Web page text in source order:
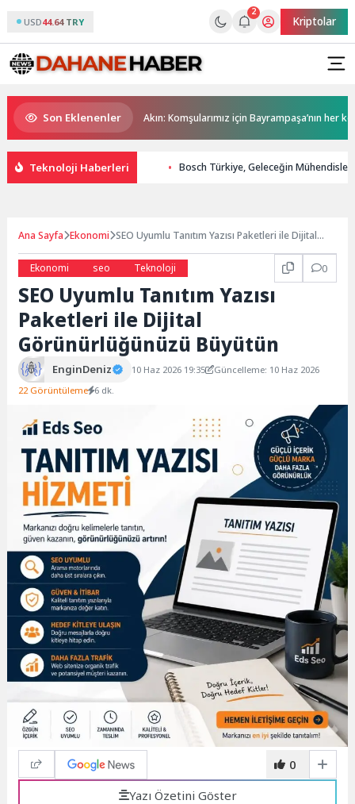
USD44.64 TRY
2
Kriptolar
Son Eklenenler
arındırılıyor Akın: Komşularımız için Bayrampaşa’nın her
Teknoloji Haberleri Bosch Türkiye, Geleceğin
Ana Sayfa Ekonomi SEO Uyumlu Tanıtım Yazısı Paketleri ile Dijital
Ekonomi
seo Teknoloji 0
SEO Uyumlu Tanıtım Yazısı
Paketleri ile Dijital
Görünürlüğünüzü Büyütün
EnginDeniz 10 Haz 2026 19:35
Güncelleme: 10 Haz 2026
22 Görüntüleme 6 dk.
0
Yazı Özetini Göster